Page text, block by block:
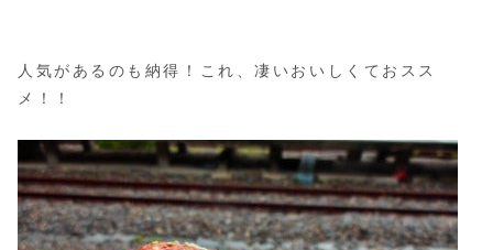
人気があるのも納得！これ、凄いおいしくておスス
メ！！